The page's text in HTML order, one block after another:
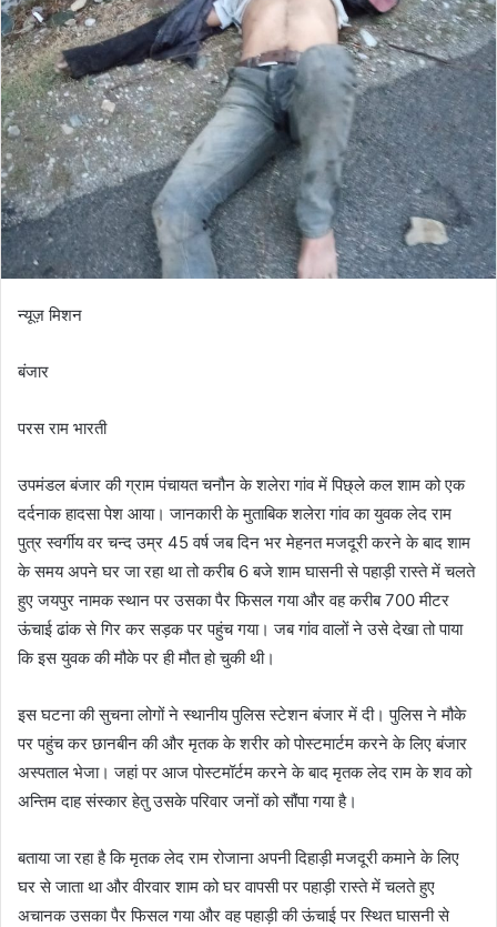
न्यूज़ मिशन
बंजार
परस राम भारती
उपमंडल बंजार की ग्राम पंचायत चनौन के शलेरा गांव में पिछ्ले कल शाम को एक
दर्दनाक हादसा पेश आया। जानकारी के मुताबिक शलेरा गांव का युवक लेद राम
पुत्र स्वर्गीय वर चन्द उम्र 45 वर्ष जब दिन भर मेहनत मजदूरी करने के बाद शाम
के समय अपने घर जा रहा था तो करीब 6 बजे शाम घासनी से पहाड़ी रास्ते में चलते
हुए जयपुर नामक स्थान पर उसका पैर फिसल गया और वह करीब 700 मीटर
ऊंचाई ढांक से गिर कर सड़क पर पहुंच गया। जब गांव वालों ने उसे देखा तो पाया
कि इस युवक की मौके पर ही मौत हो चुकी थी।
इस घटना की सुचना लोगों ने स्थानीय पुलिस स्टेशन बंजार में दी। पुलिस ने मौके
पर पहुंच कर छानबीन की और मृतक के शरीर को पोस्टमार्टम करने के लिए बंजार
अस्पताल भेजा। जहां पर आज पोस्टमॉर्टम करने के बाद मृतक लेद राम के शव को
अन्तिम दाह संस्कार हेतु उसके परिवार जनों को सौंपा गया है।
बताया जा रहा है कि मृतक लेद राम रोजाना अपनी दिहाड़ी मजदूरी कमाने के लिए
घर से जाता था और वीरवार शाम को घर वापसी पर पहाड़ी रास्ते में चलते हुए
अचानक उसका पैर फिसल गया और वह पहाड़ी की ऊंचाई पर स्थित घासनी से